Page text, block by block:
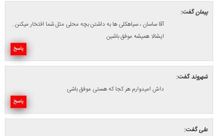
پیمانگفت:
آقا ساسان ، سیاهکلی ها به داشتن بچه محلی مثل شما افتخار میکنن .
ایشالا همیشه موفق باشین
پاسخ
شهروندگفت:
داش امیدوارم هر کجا که هستی موفق باشی
پاسخ
علیگفت: